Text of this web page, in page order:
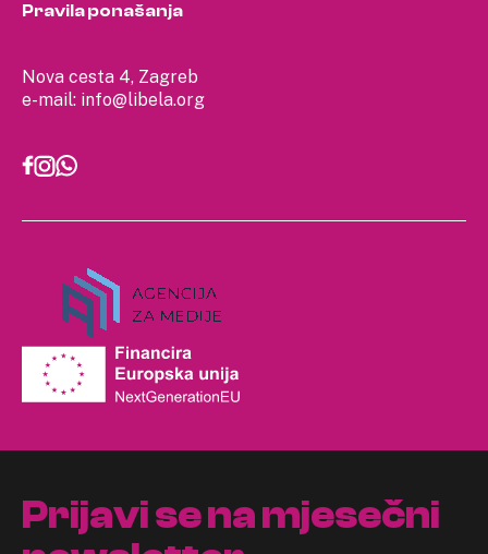
Nova cesta 4, Zagreb
e-mail: info@libela.org
Pravila ponašanja
Prijavi se na mjesečni